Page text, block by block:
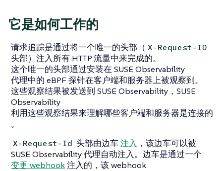
它是如何工作的
请求追踪是通过将一个唯一的头部（ X-Request-ID
头部）注入所有 HTTP 流量中来完成的。
这个唯一的头部通过安装在 SUSE Observability
代理中的 eBPF 探针在客户端和服务器上被观察到。
这些观察结果被发送到 SUSE Observability，SUSE
Observability
利用这些观察结果来理解哪些客户端和服务器是连接的
。
X-Request-Id 头部由边车注入 ，该边车可以被
SUSE Observability 代理自动注入。边车是通过一个
变更 webhook注入的，该 webhook